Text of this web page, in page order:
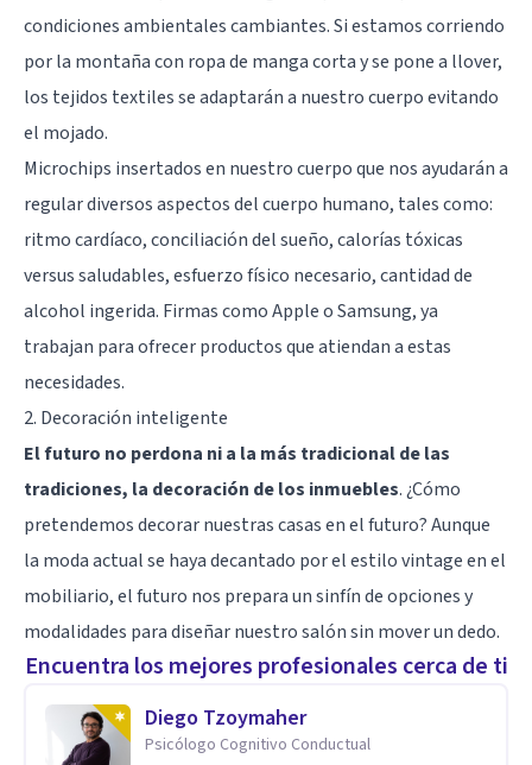
condiciones ambientales cambiantes. Si estamos corriendo
por la montaña con ropa de manga corta y se pone a llover,
los tejidos textiles se adaptarán a nuestro cuerpo evitando
el mojado.
Microchips insertados en nuestro cuerpo que nos ayudarán a
regular diversos aspectos del cuerpo humano, tales como:
ritmo cardíaco, conciliación del sueño, calorías tóxicas
versus saludables, esfuerzo físico necesario, cantidad de
alcohol ingerida. Firmas como Apple o Samsung, ya
trabajan para ofrecer productos que atiendan a estas
necesidades.
2. Decoración inteligente
El futuro no perdona ni a la más tradicional de las
tradiciones, la decoración de los inmuebles. ¿Cómo
pretendemos decorar nuestras casas en el futuro? Aunque
la moda actual se haya decantado por el estilo vintage en el
mobiliario, el futuro nos prepara un sinfín de opciones y
modalidades para diseñar nuestro salón sin mover un dedo.
Encuentra los mejores profesionales cerca de ti
Diego Tzoymaher
Psicólogo Cognitivo Conductual